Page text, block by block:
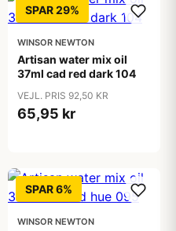
SPAR 29%
WINSOR NEWTON
Artisan water mix oil
37ml cad red dark 104
VEJL. PRIS 92,50 KR
65,95 kr
SPAR 6%
WINSOR NEWTON